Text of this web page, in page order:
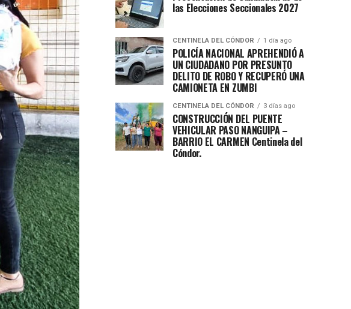
las Elecciones Seccionales 2027
CENTINELA DEL CÓNDOR 1 día ago
POLICÍA NACIONAL APREHENDIÓ A
UN CIUDADANO POR PRESUNTO
DELITO DE ROBO Y RECUPERÓ UNA
CAMIONETA EN ZUMBI
CENTINELA DEL CÓNDOR 3 días ago
CONSTRUCCIÓN DEL PUENTE
VEHICULAR PASO NANGUIPA –
BARRIO EL CARMEN Centinela del
Cóndor.